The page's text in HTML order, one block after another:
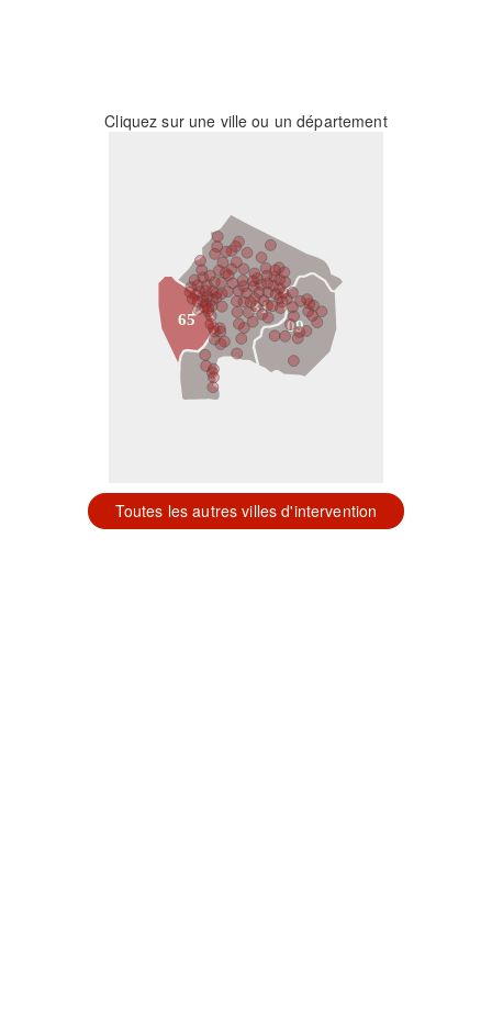
Cliquez sur une ville ou un département
31
09
65
Toutes les autres villes d'intervention